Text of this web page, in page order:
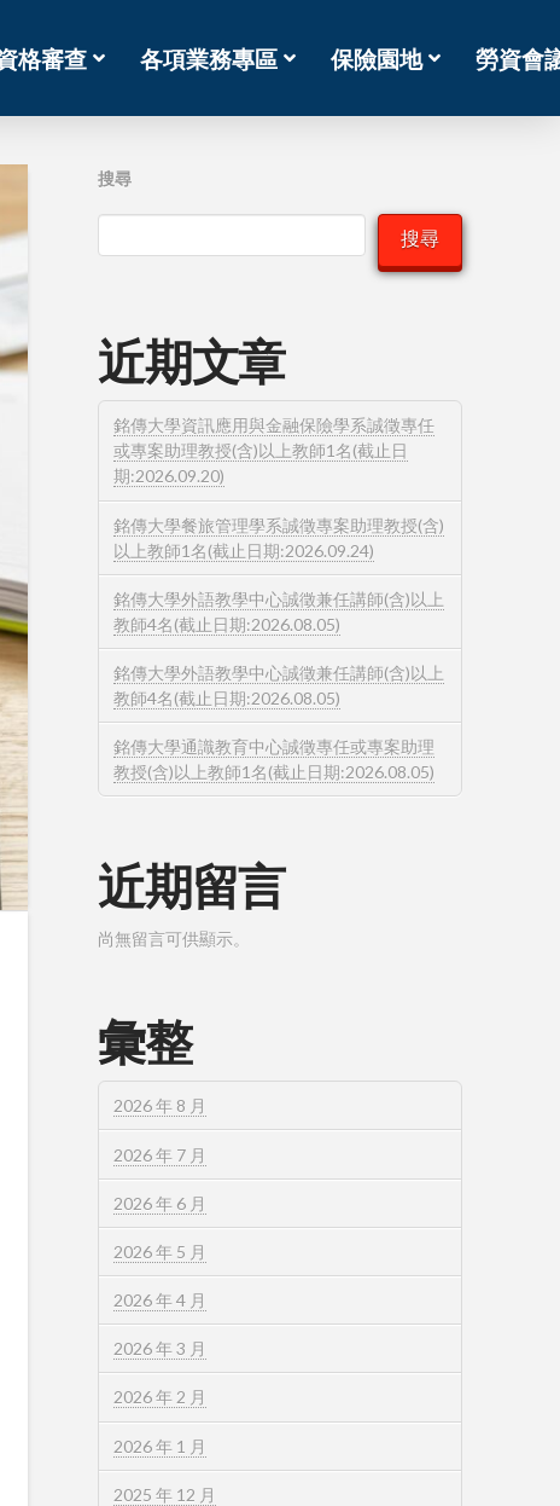
格審查 各項業務專區 保險園地 勞資會
搜尋
搜尋
近期文章
銘傳大學資訊應用與金融保險學系誠徵專任
或專案助理教授(含)以上教師1名(截止日
期:2026.09.20)
銘傳大學餐旅管理學系誠徵專案助理教授(含)
以上教師1名(截止日期:2026.09.24)
銘傳大學外語教學中心誠徵兼任講師(含)以上
教師4名(截止日期:2026.08.05)
銘傳大學外語教學中心誠徵兼任講師(含)以上
教師4名(截止日期:2026.08.05)
銘傳大學通識教育中心誠徵專任或專案助理
教授(含)以上教師1名(截止日期:2026.08.05)
近期留言
尚無留言可供顯示。
彙整
2026 年 8 月
2026 年 7 月
2026 年 6 月
2026 年 5 月
2026 年 4 月
2026 年 3 月
2026 年 2 月
2026 年 1 月
2025 年 12 月